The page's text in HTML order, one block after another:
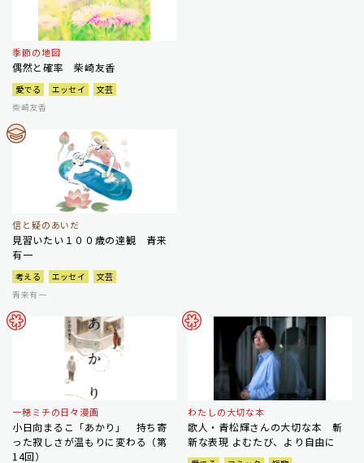
季節の地図
偶然と確率 柴崎友香
愛でる エッセイ
文芸
柴崎友香
信と疑のあいだ
見習いたい１００歳の達観 青来
有一
考える エッセイ
文芸
青来有一
一穂ミチの日々漫画
小日向まるこ「あかり」 持ち寄
った寂しさが温もりに変わる（第
14回）
わたしの大切な本
歌人・青松輝さんの大切な本 斬
新な表現 よむたび、より自由に